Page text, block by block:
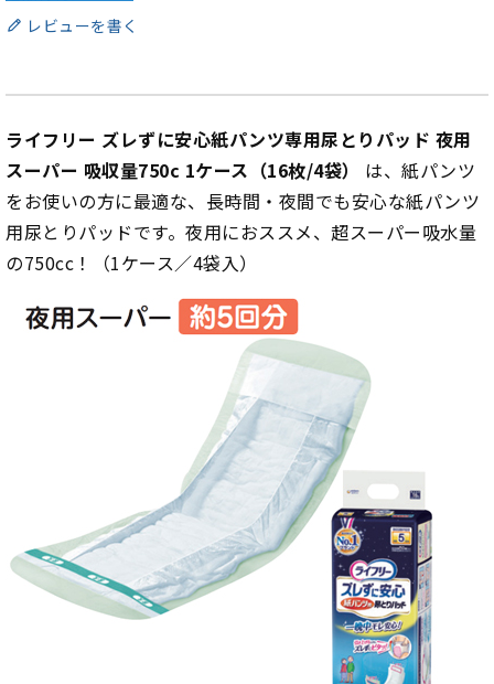
レビューを書く
ライフリー ズレずに安心紙パンツ専用尿とりパッド 夜用
スーパー 吸収量750c 1ケース（16枚/4袋） は、紙パンツ
をお使いの方に最適な、長時間・夜間でも安心な紙パンツ
用尿とりパッドです。夜用におススメ、超スーパー吸水量
の750cc！（1ケース／4袋入）